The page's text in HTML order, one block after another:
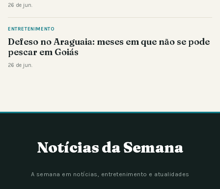
26 de jun.
ENTRETENIMENTO
Defeso no Araguaia: meses em que não se pode
pescar em Goiás
26 de jun.
Notícias da Semana
A semana em notícias, entretenimento e atualidades